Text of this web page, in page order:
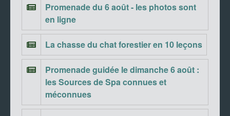
Promenade du 6 août - les photos sont
en ligne
La chasse du chat forestier en 10 leçons
Promenade guidée le dimanche 6 août :
les Sources de Spa connues et
méconnues